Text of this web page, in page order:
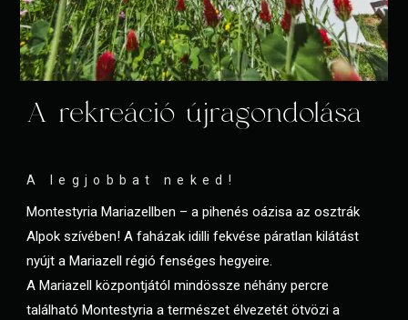
A rekreáció újragondolása
A legjobbat neked!
Montestyria Mariazellben – a pihenés oázisa az osztrák
Alpok szívében! A faházak idilli fekvése páratlan kilátást
nyújt a Mariazell régió fenséges hegyeire.
A Mariazell központjától mindössze néhány percre
található Montestyria a természet élvezetét ötvözi a